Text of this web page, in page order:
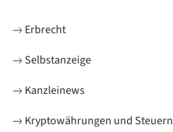
Erbrecht
Selbstanzeige
Kanzleinews
Kryptowährungen und Steuern